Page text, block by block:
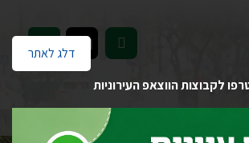
לקבוצות הווצאפ העירוניות
דלג לאתר EN